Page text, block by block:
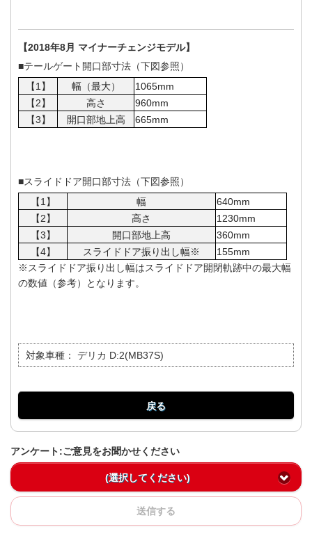
【2018年8月 マイナーチェンジモデル】
■テールゲート開口部寸法 （下図参照）
【1】
幅（最大）
1065mm
【2】
高さ
960mm
【3】
開口部地上高 665mm
■スライドドア開口部寸法 （下図参照）
【1】
幅
640mm
【2】
高さ
1230mm
【3】
開口部地上高
360mm
【4】
スライドドア振り出し幅※
155mm
※スライドドア振り出し幅はスライドドア開閉軌跡中の最大幅
の数値（参考）となります。
対象車種： デリカ D:2(MB37S)
戻る
アンケート:ご意見をお聞かせください
(選択してください)
送信する